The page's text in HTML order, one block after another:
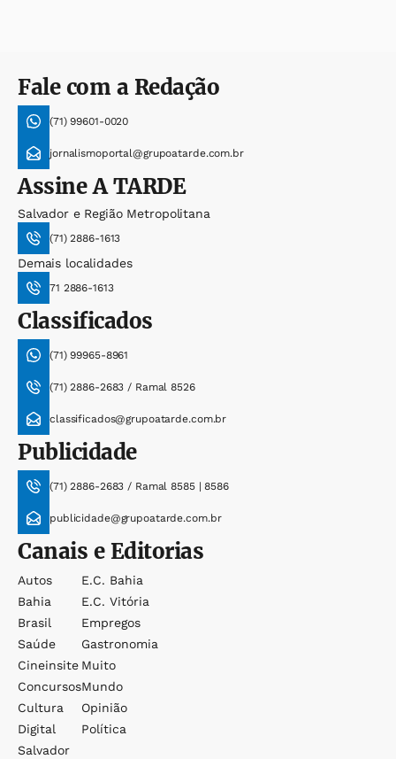
Fale com a Redação
(71) 99601-0020
jornalismoportal@grupoatarde.com.br
AssineA TARDE
Salvador e Região Metropolitana
(71) 2886-1613
Demais localidades
71 2886-1613
Classificados
(71) 99965-8961
(71) 2886-2683 / Ramal 8526
classificados@grupoatarde.com.br
Publicidade
(71) 2886-2683 / Ramal 8585 | 8586
publicidade@grupoatarde.com.br
Canais e Editorias
Autos
Bahia
Brasil
Saúde
Cineinsite
Concursos
Cultura
Digital
Salvador
E.c. Bahia
E.c. Vitória
Empregos
Gastronomia
Muito
Mundo
Opinião
Política